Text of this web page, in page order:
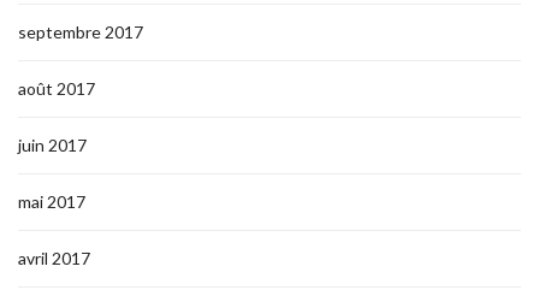
septembre 2017
août 2017
juin 2017
mai 2017
avril 2017